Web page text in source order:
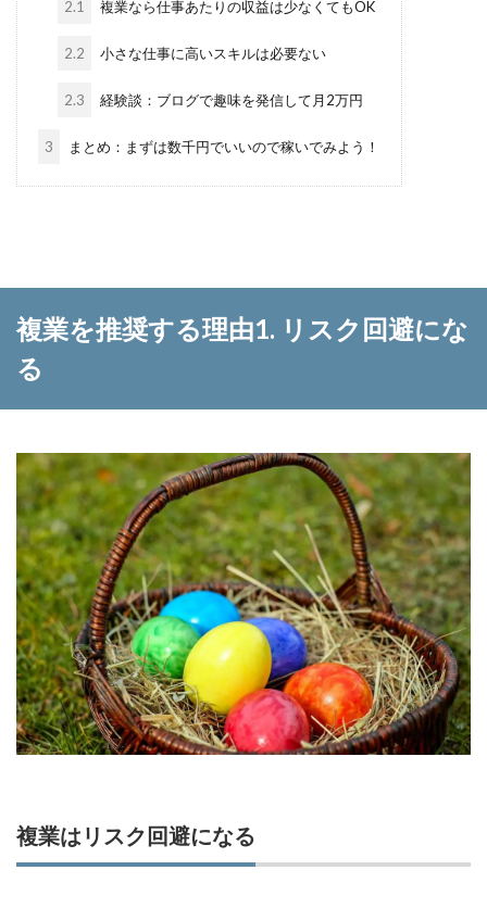
2.1 複業なら仕事あたりの収益は少なくてもOK
2.2 小さな仕事に高いスキルは必要ない
2.3 経験談：ブログで趣味を発信して月2万円
3 まとめ：まずは数千円でいいので稼いでみよう！
複業を推奨する理由1. リスク回避にな
る
複業はリスク回避になる